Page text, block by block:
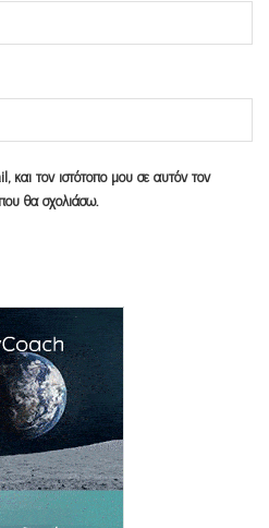
τον ιστότοπο μου σε αυτόν τον
θα σχολιάσω.